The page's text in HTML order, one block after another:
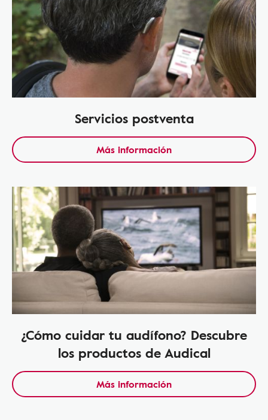
Servicios postventa
Más información
¿Cómo cuidar tu audífono? Descubre
los productos de Audical
Más información